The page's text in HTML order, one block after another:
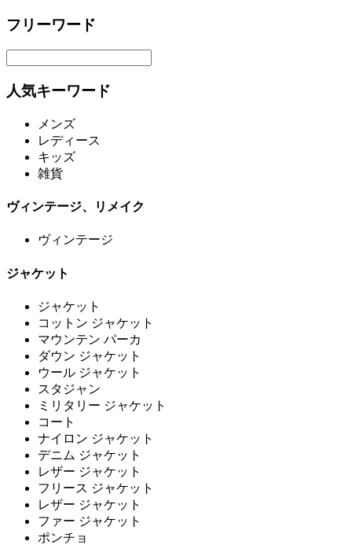
フリーワード
人気キーワード
メンズ
レディース
キッズ
雑貨
ヴィンテージ、リメイク
ヴィンテージ
ジャケット
ジャケット
コットン ジャケット
マウンテン パーカ
ダウン ジャケット
ウール ジャケット
スタジャン
ミリタリー ジャケット
コート
ナイロン ジャケット
デニム ジャケット
レザー ジャケット
フリース ジャケット
レザー ジャケット
ファー ジャケット
ポンチョ